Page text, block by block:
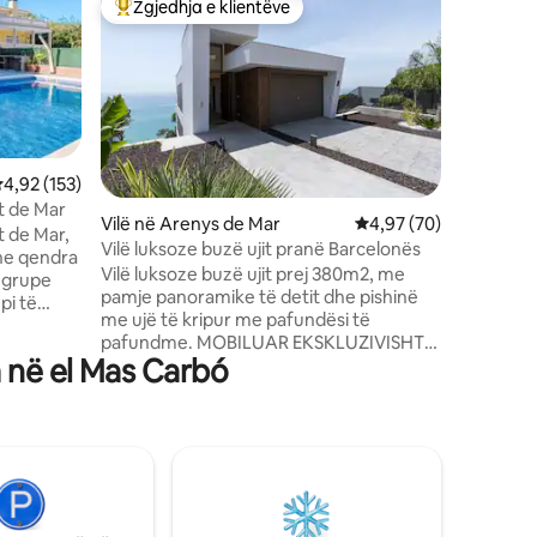
mesatar 4,92 nga 5, 153 vlerësime
4,92 (153)
de Mar
de Mar,
qendra
të
1
Më të mirat e zgjedhjeve të klientëve
Zgjedhja e klientëve
Vilë në Arenys de Mar Vlerësimi mesatar
4,97 (70)
Vilë luksoze buzë ujit pranë Barcelonës
Vilë luksoze buzë ujit prej 380m2, me
pamje panoramike të detit dhe pishinë
me ujë të kripur me pafundësi të
pafundme. MOBILUAR EKSKLUZIVISHT
me PRODUKTE RITUALE (SHAMPO, XHEL
DUSHI dhe LARJE duarsh). E përkryer për
Maresme midis Veriut të Barcelonës në
el Mas Carbó